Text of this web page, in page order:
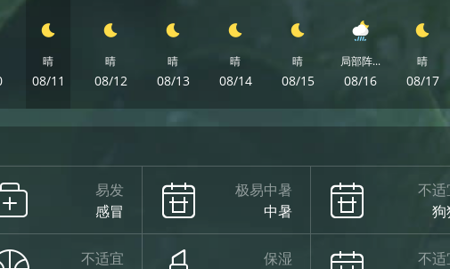
晴
08/11
晴
08/12
晴
08/13
晴
08/14
晴
08/15
局部阵...
08/16
晴
08/17
易发
感冒
极易中暑
中暑
不适
狗
不适宜
保湿
不适